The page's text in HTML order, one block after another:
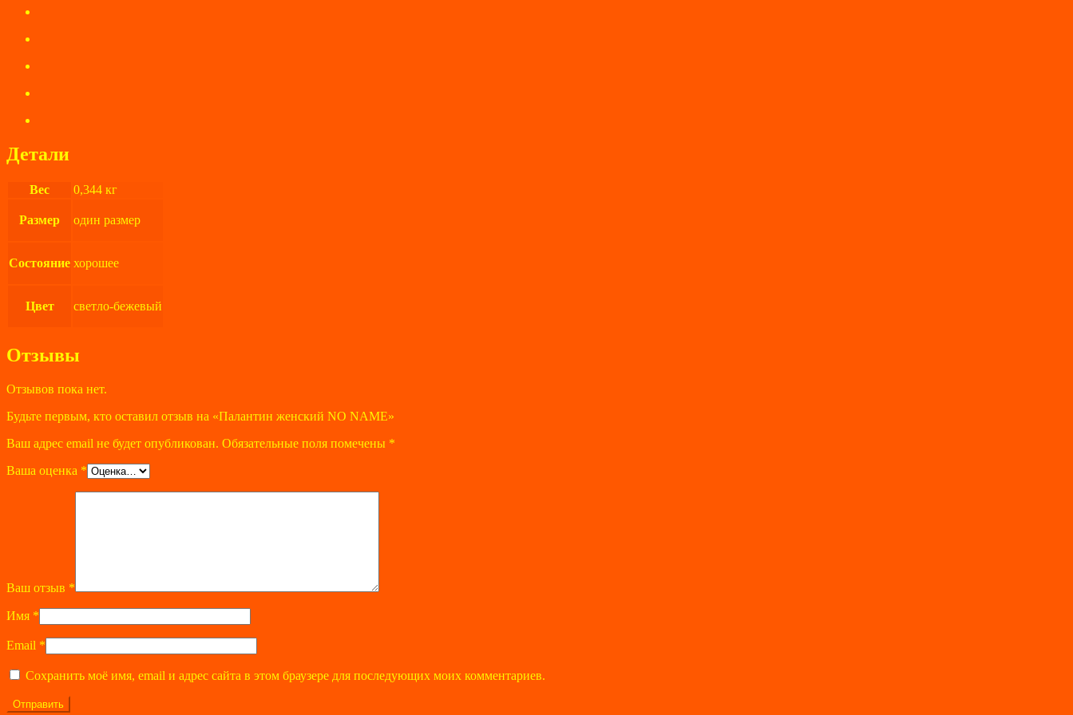
Детали
Вес 0,344 кг
Размер один размер
Состояние хорошее
Цвет светло-бежевый
Отзывы
Отзывов пока нет.
Будьте первым, кто оставил отзыв на «Палантин женский NO NAME»
Ваш адрес email не будет опубликован. Обязательные поля помечены *
Ваша оценка *
Ваш отзыв *
Имя *
Email *
Сохранить моё имя, email и адрес сайта в этом браузере для последующих моих комментариев.